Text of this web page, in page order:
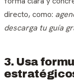
directo, como:
descarga tu guía
3. Usa